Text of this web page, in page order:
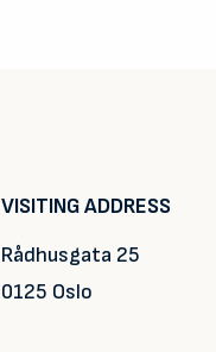
VISITING ADDRESS
Rådhusgata 25
0125 Oslo